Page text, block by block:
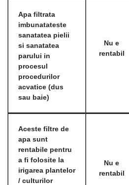
Apa filtrata
imbunatateste
sanatatea pielii
si sanatatea
parului in
procesul
procedurilor
acvatice (dus
sau baie)
Nu e
rentabil
Aceste filtre de
apa sunt
rentabile pentru
a fi folosite la
irigarea plantelor
/ culturilor
Nu e
rentabil